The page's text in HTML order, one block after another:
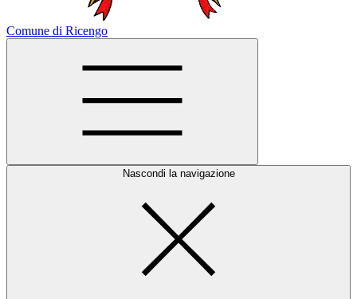
Comune di Ricengo
Nascondi la navigazione